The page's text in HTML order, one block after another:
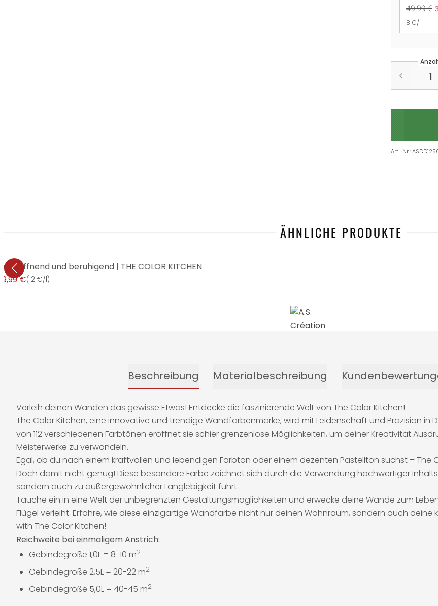
49,99 €
8 €/l
Art.-Nr.:
ÄHNLICHE PRODUKTE
öffnend und beruhigend | THE COLOR KITCHEN
€(12 €/l)
Beschreibung Materialbeschreibung
Verleih deinen Wänden das gewisse Etwas! Entdecke die faszinierende Welt von The Color Kitchen!
The Color Kitchen, eine innovative und trendige Wandfarbenmarke, wird mit Leidenschaft und Präzision
von 112 verschiedenen Farbtönen eröffnet sie schier grenzenlose Möglichkeiten, um deiner Kreativität
Meisterwerke zu verwandeln.
Egal, ob du nach einem kraftvollen und lebendigen Farbton oder einem dezenten Pastellton suchst – The
Doch damit nicht genug! Diese besondere Farbe zeichnet sich durch die Verwendung hochwertiger
sondern auch zu außergewöhnlicher Langlebigkeit führt.
Tauche ein in eine Welt der unbegrenzten Gestaltungsmöglichkeiten und erwecke deine Wände zum
Flügel verleiht. Erfahre, wie diese einzigartige Wandfarbe nicht nur deinen Wohnraum, sondern auch
with The Color Kitchen!
Reichweite bei einmaligem Anstrich:
Gebindegröße 1,0L = 8-10 m2
Gebindegröße 2,5L = 20-22 m2
Gebindegröße 5,0L = 40-45 m2